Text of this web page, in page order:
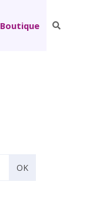
Boutique